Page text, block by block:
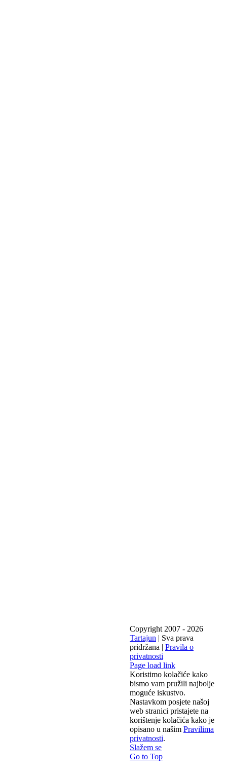
Copyright 2007 - 2026
Tartajun | Sva prava
pridržana | Pravila o
privatnosti
Page load link
Koristimo kolačiće kako
bismo vam pružili najbolje
moguće iskustvo.
Nastavkom posjete našoj
web stranici pristajete na
korištenje kolačića kako je
opisano u našim Pravilima
privatnosti.
Slažem se
Go to Top